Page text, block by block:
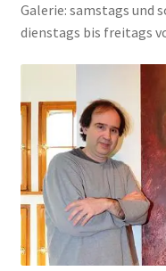
Galerie: samstags und
dienstags bis freitags